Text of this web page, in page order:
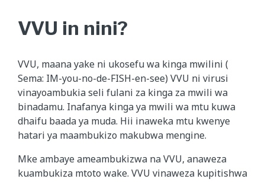
VVU in nini?
VVU, maana yak​e ni ukosefu wa kinga mwilini (
Sema: IM-you-no-de-FISH-en-see) VVU ni virusi
vinayoambukia seli fulani za kinga za mwili wa
binadamu. Inafanya kinga ya mwili wa mtu kuwa
dhaifu baada ya muda. Hii inaweka mtu kwenye
hatari ya maambukizo makubwa mengine.
Mke ambaye ameambukizwa na VVU, anaweza
kuambukiza mtoto wake. VVU vinaweza kupitishwa